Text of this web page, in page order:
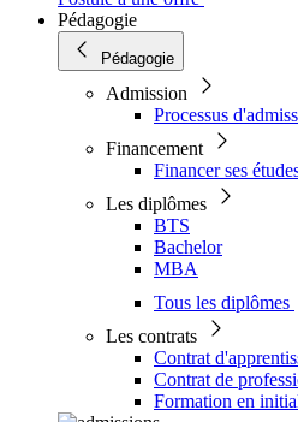
Pédagogie
Pédagogie
Admission
Processus
Financement
Financer ses
Les diplômes
BTS
Bachelor
MBA
Tous les diplômes
Les contrats
Contrat
Contrat de
Formation en